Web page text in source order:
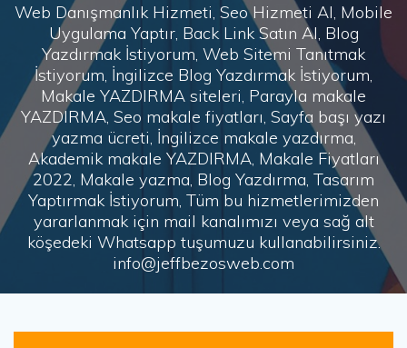
Web Danışmanlık Hizmeti, Seo Hizmeti Al, Mobile
Uygulama Yaptır, Back Link Satın Al, Blog
Yazdırmak İstiyorum, Web Sitemi Tanıtmak
İstiyorum, İngilizce Blog Yazdırmak İstiyorum,
Makale YAZDIRMA siteleri, Parayla makale
YAZDIRMA, Seo makale fiyatları, Sayfa başı yazı
yazma ücreti, İngilizce makale yazdırma,
Akademik makale YAZDIRMA, Makale Fiyatları
2022, Makale yazma, Blog Yazdırma, Tasarım
Yaptırmak İstiyorum, Tüm bu hizmetlerimizden
yararlanmak için mail kanalımızı veya sağ alt
köşedeki Whatsapp tuşumuzu kullanabilirsiniz.
info@jeffbezosweb.com